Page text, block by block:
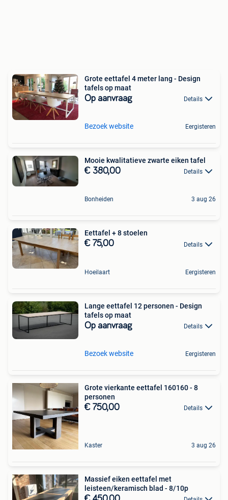
Grote eettafel 4 meter lang - Design
tafels op maat
Op aanvraag Details
Bezoek website Eergisteren
Mooie kwalitatieve zwarte eiken tafel
€ 380,00 Details
Bonheiden 3 aug 26
Eettafel + 8 stoelen
€ 75,00 Details
Hoeilaart Eergisteren
Lange eettafel 12 personen - Design
tafels op maat
Op aanvraag Details
Bezoek website Eergisteren
Grote vierkante eettafel 160160 - 8
personen
€ 750,00 Details
Kaster 3 aug 26
Massief eiken eettafel met
leisteen/keramisch blad - 8/10p